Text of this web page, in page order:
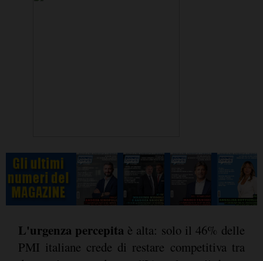
L'urgenza percepita è alta: solo il 46% delle
PMI italiane crede di restare competitiva tra